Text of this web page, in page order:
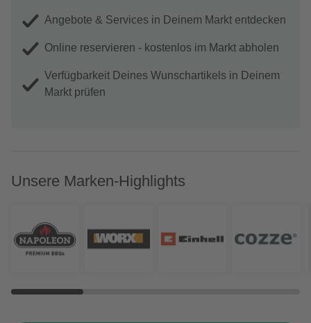
Angebote & Services in Deinem Markt entdecken
Online reservieren - kostenlos im Markt abholen
Verfügbarkeit Deines Wunschartikels in Deinem
Markt prüfen
Unsere Marken-Highlights